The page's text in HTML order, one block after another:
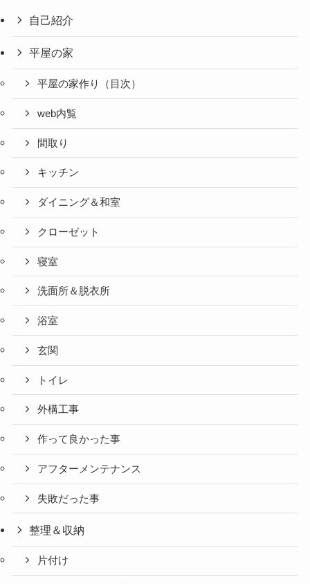
自己紹介
平屋の家
平屋の家作り（目次）
web内覧
間取り
キッチン
ダイニング＆和室
クローゼット
寝室
洗面所＆脱衣所
浴室
玄関
トイレ
外構工事
作って良かった事
アフターメンテナンス
失敗だった事
整理＆収納
片付け